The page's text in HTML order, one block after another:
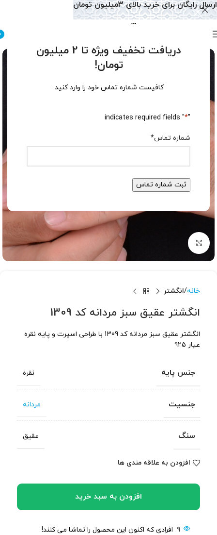
دریافت تخفیف ویژه تا 2 میلیون
تومان!
کافیست شماره تماس خود را وارد کنید.
"
*
" indicates required fields
شماره تماس*
برای بزرگنمایی کلیک کنید
خانه انگشتر
انگشتر عقیق سبز مردانه کد 1309
انگشتر عقیق سبز مردانه کد 1309 با طراحی اسپرت و پایه نقره
عیار 925
جنس پایه نقره
جنسیت مردانه
سنگ عقیق
افزودن به علاقه مندی ها
افزودن به سبد خرید
9 افرادی که اکنون این محصول را تماشا می کنند!
ارسال رایگان برای خرید بالای 3میلیون تومان